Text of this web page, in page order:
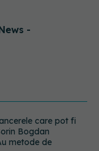
-
care ar putea
8 boli majore